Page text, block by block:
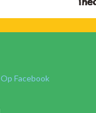
Op Facebook